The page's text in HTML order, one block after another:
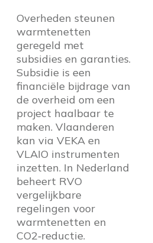
Overheden steunen
warmtenetten
geregeld met
subsidies en garanties.
Subsidie is een
financiële bijdrage van
de overheid om een
project haalbaar te
maken. Vlaanderen
kan via VEKA en
VLAIO instrumenten
inzetten. In Nederland
beheert RVO
vergelijkbare
regelingen voor
warmtenetten en
CO2‑reductie.